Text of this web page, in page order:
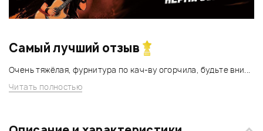
Самый лучший отзыв
Очень тяжёлая, фурнитура по кач-ву огорчила, будьте вни...
Читать полностью